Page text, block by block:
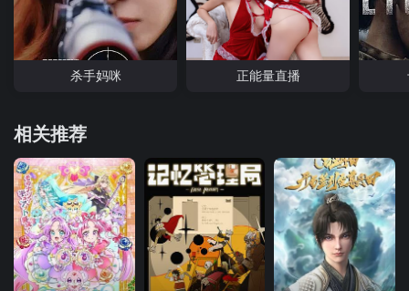
杀手妈咪 正能量直播
相关推荐